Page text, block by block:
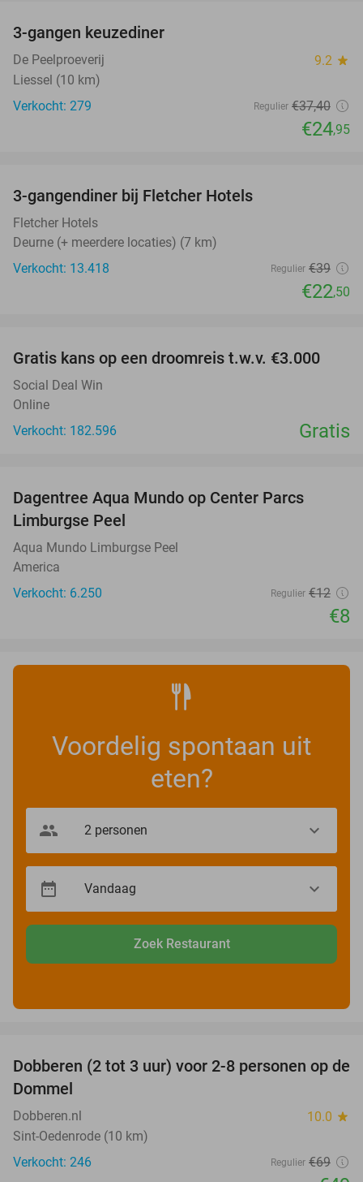
3-gangen keuzediner
De Peelproeverij 9.2 star
Liessel (10 km)
Verkocht: 279
Regulier €37,40
€24,95
3-gangendiner bij Fletcher Hotels
Fletcher Hotels
Deurne (+ meerdere locaties) (7 km)
Verkocht: 13.418
Regulier €39
€22,50
Gratis kans op een droomreis t.w.v. €3.000
Social Deal Win
Online
Verkocht: 182.596
Gratis
Dagentree Aqua Mundo op Center Parcs
Limburgse Peel
Aqua Mundo Limburgse Peel
America
Verkocht: 6.250
Regulier €12
€8
Voordelig spontaan uit
eten?
Zoek Restaurant
29%
Dobberen (2 tot 3 uur) voor 2-8 personen op de
Dommel
Dobberen.nl 10.0 star
Sint-Oedenrode (10 km)
Verkocht: 246
Regulier €69